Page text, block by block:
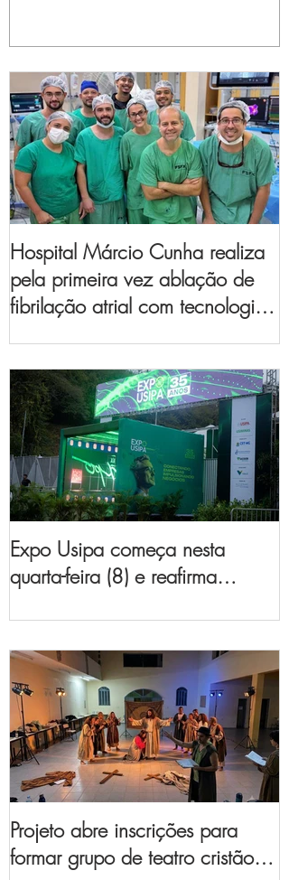
Hospital Márcio Cunha realiza
pela primeira vez ablação de
fibrilação atrial com tecnologia
Expo Usipa começa nesta
quarta-feira (8) e reafirma
prestação de serviços de Minas
Gerais
Projeto abre inscrições para
formar grupo de teatro cristão